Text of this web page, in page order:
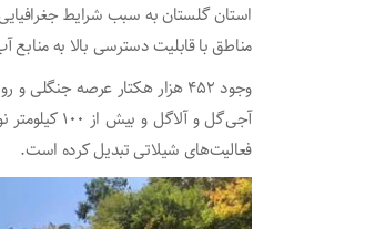
استان گلستان به سبب شرایط
مناطق با قابلیت دسترسی بالا به
وجود ۴۵۲ هزار هکتار عرصه
آجی‌گل و
فعالیت‌های شیلاتی تبدیل کرده است.